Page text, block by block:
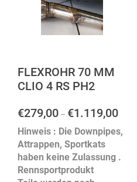
FLEXROHR 70 MM
CLIO 4 RS PH2
€279,00 – €1.119,00
Hinweis : Die Downpipes,
Attrappen, Sportkats
haben keine Zulassung .
Rennsportprodukt